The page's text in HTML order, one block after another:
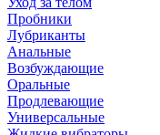
Пробники
Лубриканты
Анальные
Возбуждающие
Оральные
Продлевающие
Универсальные